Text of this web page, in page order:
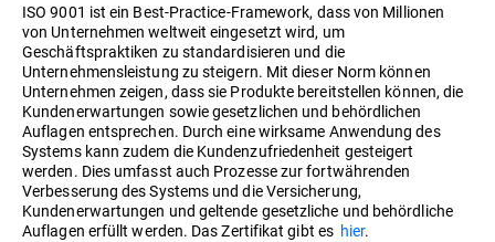
ISO 9001 ist ein Best-Practice-Framework, dass von Millionen
von Unternehmen weltweit eingesetzt wird, um
Geschäftspraktiken zu standardisieren und die
Unternehmensleistung zu steigern. Mit dieser Norm können
Unternehmen zeigen, dass sie Produkte bereitstellen können, die
Kundenerwartungen sowie gesetzlichen und behördlichen
Auflagen entsprechen. Durch eine wirksame Anwendung des
Systems kann zudem die Kundenzufriedenheit gesteigert
werden. Dies umfasst auch Prozesse zur fortwährenden
Verbesserung des Systems und die Versicherung,
Kundenerwartungen und geltende gesetzliche und behördliche
Auflagen erfüllt werden. Das Zertifikat gibt es hier.